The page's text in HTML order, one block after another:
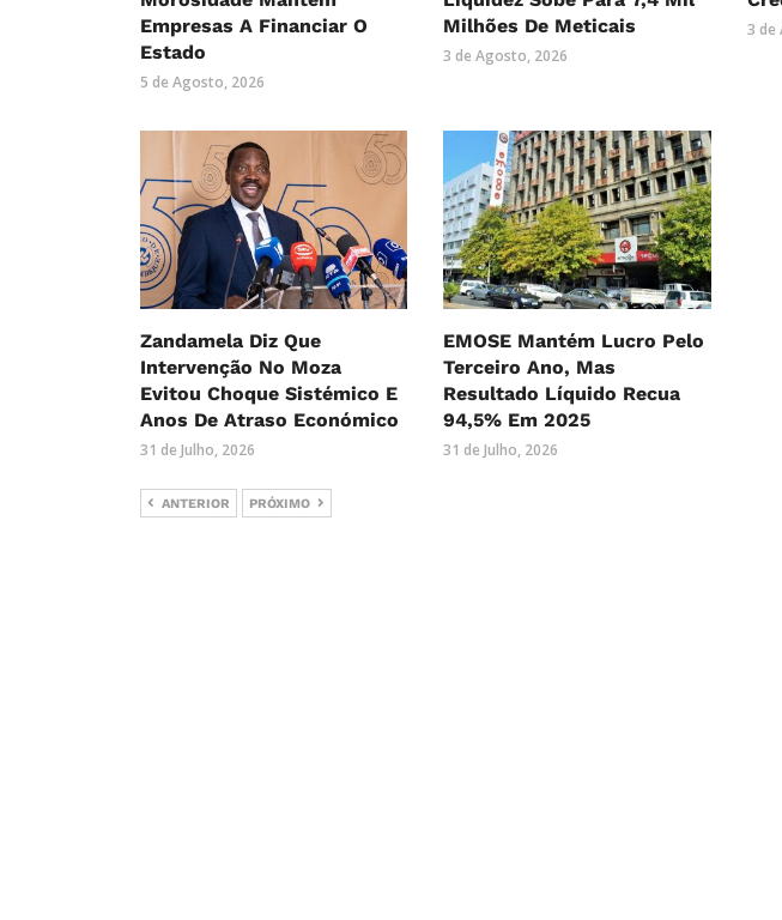
Empresas A Financiar O
Estado
5 de Agosto, 2026
Milhões De Meticais
3 de Agosto, 2026
3 de
Zandamela Diz Que
Intervenção No Moza
Evitou Choque Sistémico E
Anos De Atraso Económico
31 de Julho, 2026
EMOSE Mantém Lucro Pelo
Terceiro Ano, Mas
Resultado Líquido Recua
94,5% Em 2025
31 de Julho, 2026
ANTERIOR PRÓXIMO